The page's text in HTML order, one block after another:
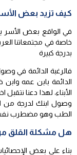
كيف تزيد بعض الأسر
في الواقع بعض الأسر
خاصة في مجتمعاتنا
بدرجة كبيرة
فالرغبة الدائمة في
الدائمة بابن عمه
الأبناء، لهذا دعنا
وصول ابنك لدرجة من
الطب وهو مضطرب
هل مشكلة القلق
بناء على بعض